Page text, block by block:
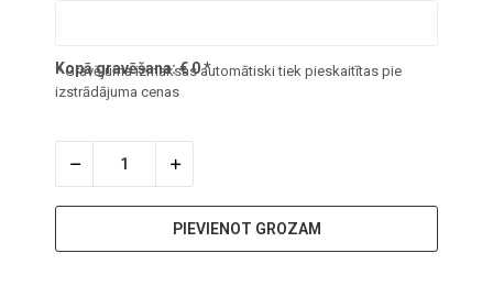
Kopā gravēšana:€0*
* Gravējuma izmaksas automātiski tiek pieskaitītas pie
izstrādājuma cenas
PIEVIENOT GROZAM